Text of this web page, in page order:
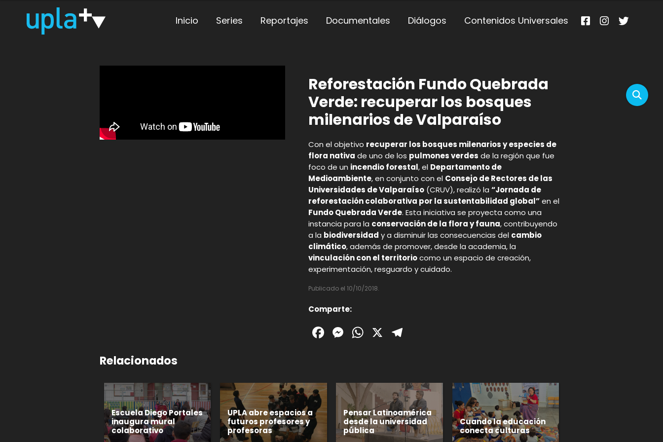
Inicio Series Reportajes Documentales Diálogos Contenidos Universales
Reforestación Fundo Quebrada
Verde: recuperar los bosques
milenarios de Valparaíso
Con el objetivo recuperar los bosques milenarios y especies de
flora nativa de uno de los pulmones verdes de la región que fue
foco de un incendio forestal, el Departamento de
Medioambiente, en conjunto con el Consejo de Rectores de las
Universidades de Valparaíso(CRUV), realizó la “Jornada de
reforestación colaborativa por la sustentabilidad global”en el
Fundo Quebrada Verde. Esta iniciativa se proyecta como una
instancia para la conservación de la flora y fauna, contribuyendo
a la biodiversidad y a disminuir las consecuencias del cambio
climático, además de promover, desde la academia, la
vinculación con el territoriocomo un espacio de creación,
experimentación, resguardo y cuidado.
Publicado el 10/10/2018.
Comparte:
Facebook
Messenger
WhatsApp
X
Relacionados
Escuela Diego Portales
inaugura mural
colaborativo
UPLA abre espacios a
futuros profesores y
profesoras
Pensar Latinoamérica
desde la universidad
pública
Cuando la educación
conecta culturas